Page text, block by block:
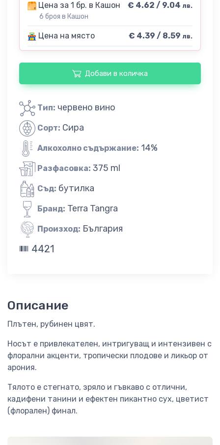
Цена за 1 бр. в Кашон
6 броя в Кашон
€ 4.62 / 9.04 лв.
Цена на място € 4.39 / 8.59 лв.
Добави в количка
Тип: червено вино
Сорт: Сира
Алкохолно съдържание: 14%
Разфасовка: 375 ml
Съд: бутилка
Бранд: Terra Tangra
Произход: България
4421
Описание
Плътен, рубинен цвят.
Носът е привлекателен, интригуващ и интензивен с
флорални акценти, тропически плодове и ликьор от
арония.
Тялото е стегнато, зряло и гъвкаво с отлични,
кадифени танини и ефектен пикантно сух, цветист
(флорален) финал.